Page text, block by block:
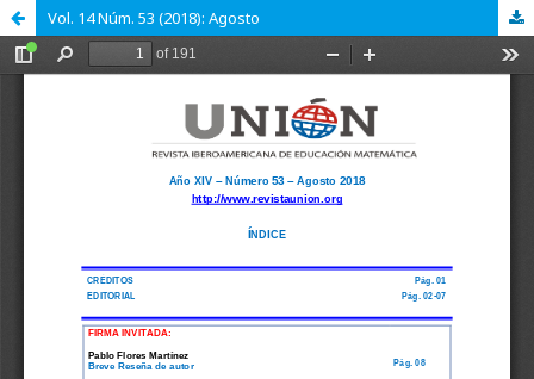
Vol. 14 Núm. 53 (2018): Agosto